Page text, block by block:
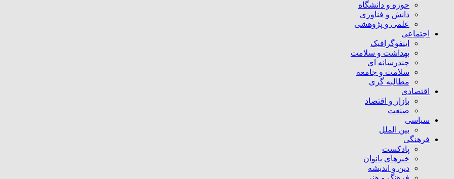
حوزه و دانشگاه
دانش و فناوری
علمی و پژوهشی
اجتماعی
اینفوگرافیک
بهداشت و سلامت
چندرسانه ای
سلامت و جامعه
مطالبه گری
اقتصادی
بازار و اقتصاد
صنعت
سیاسی
بین الملل
فرهنگی
پادکست
خبرهای بانوان
دین و اندیشه